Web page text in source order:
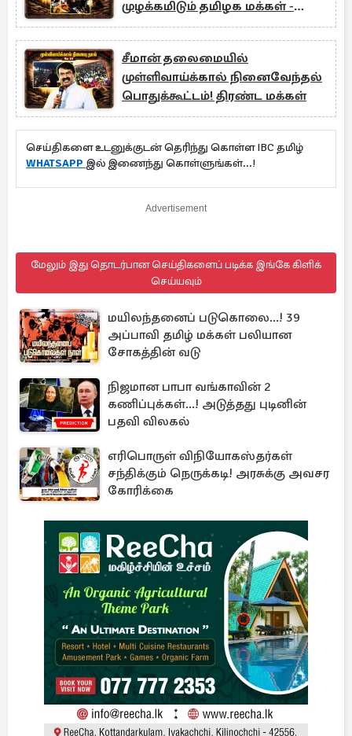
முழக்கமிடும் தமிழக மக்கள் -
பகிரப்படும் காணொளி
சீமான் தலைமையில்
முள்ளிவாய்க்கால் நினைவேந்தல்
பொதுக்கூட்டம்! திரண்ட மக்கள்
செய்திகளை உடனுக்குடன் தெரிந்து கொள்ள IBC தமிழ்
WHATSAPP இல் இணைந்து கொள்ளுங்கள்...!
Advertisement
மேலும் இது தொடர்பான செய்திகளைப் படிக்க இங்கே கிளிக்
செய்யவும்
மயிலந்தனைப் படுகொலை...! 39
அப்பாவி தமிழ் மக்கள் பலியான
சோகத்தின் வடு
நிஜமான பாபா வங்காவின் 2
கணிப்புக்கள்...! அடுத்தது புடினின்
பதவி விலகல்
எரிபொருள் விநியோகஸ்தர்கள்
சந்திக்கும் நெருக்கடி! அரசுக்கு அவசர
கோரிக்கை